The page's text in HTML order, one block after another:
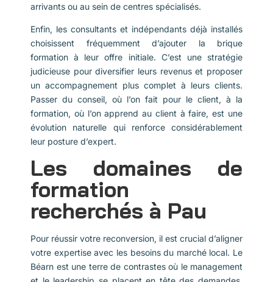
arrivants ou au sein de centres spécialisés.
Enfin, les consultants et indépendants déjà installés
choisissent fréquemment d’ajouter la brique
formation à leur offre initiale. C’est une stratégie
judicieuse pour diversifier leurs revenus et proposer
un accompagnement plus complet à leurs clients.
Passer du conseil, où l’on fait pour le client, à la
formation, où l’on apprend au client à faire, est une
évolution naturelle qui renforce considérablement
leur posture d’expert.
Les domaines de
formation
recherchés à Pau
Pour réussir votre reconversion, il est crucial d’aligner
votre expertise avec les besoins du marché local. Le
Béarn est une terre de contrastes où le management